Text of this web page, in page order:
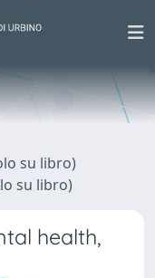
su libro)
su libro)
health,